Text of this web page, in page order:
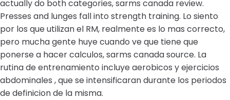
actually do both categories, sarms canada review.
Presses and lunges fall into strength training. Lo siento
por los que utilizan el RM, realmente es lo mas correcto,
pero mucha gente huye cuando ve que tiene que
ponerse a hacer calculos, sarms canada source. La
rutina de entrenamiento incluye aerobicos y ejercicios
abdominales , que se intensificaran durante los periodos
de definicion de la misma.